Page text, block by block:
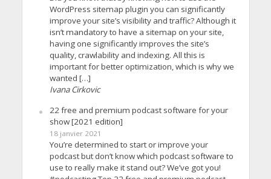
WordPress sitemap plugin you can significantly
improve your site’s visibility and traffic? Although it
isn’t mandatory to have a sitemap on your site,
having one significantly improves the site’s
quality, crawlability and indexing. All this is
important for better optimization, which is why we
wanted […]
Ivana Cirkovic
22 free and premium podcast software for your
show [2021 edition]
18 janvier 2021
You’re determined to start or improve your
podcast but don’t know which podcast software to
use to really make it stand out? We’ve got you!